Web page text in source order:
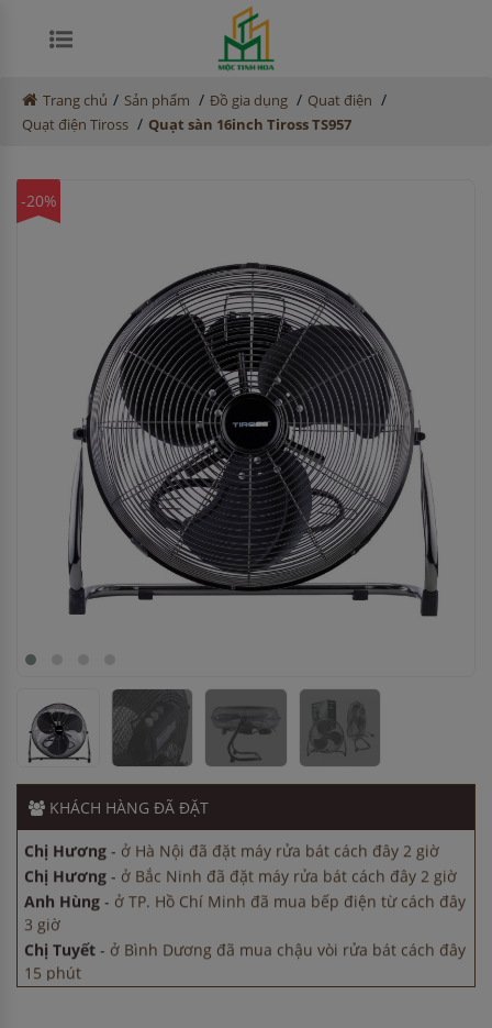
Trang chủ / Sản phẩm / Đồ gia dụng / Quat điện /
Quạt điện Tiross / Quạt sàn 16inch Tiross TS957
-20%
KHÁCH HÀNG ĐÃ ĐẶT
Chị Lan-
ở Hải Dương đã đặt máy rửa bát cách đây 5 giờ
Chị Hương
-ở TP. Hồ Chí Minh đã mua bếp điện từ cách đây
3 giờ
Chị Tuyết
ở Bình Dương đã mua chậu vòi rửa bát cách đây
15 phút
Chị Lan-ở Hải Dương đã đặt máy rửa bát cách đây 5 giờ
Chị Hương -ở Hà Nội đã đặt máy rửa bát cách đây 2 giờ
Chị Hương
ở Bắc Ninh đã đặt máy rửa bát cách đây 2 giờ
Anh Hùng-
ở TP. Hồ Chí Minh đã mua bếp điện từ cách đây
3 giờ
Chị Tuyết
ở Bình Dương đã mua chậu vòi rửa bát cách đây
15 phút
Chị Lan- ở Hải Dương đã đặt máy rửa bát cách đây 5 giờ
Chị Hương-ở Hà Nội đã đặt máy rửa bát cách đây 2 giờ